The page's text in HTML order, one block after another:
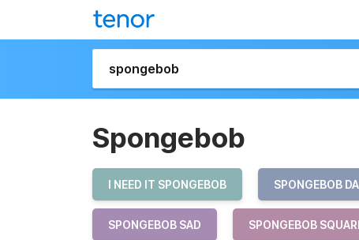
Spongebob
I NEED IT SPONGEBOB SPONGEBOB
SPONGEBOB SAD SPONGEBOB